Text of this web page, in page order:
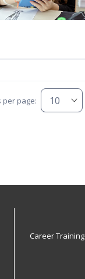
per page:
Career Training